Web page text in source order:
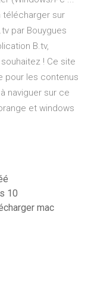
télécharger sur
par Bouygues
B.tv,
! Ce site
pour les contenus
naviguer sur ce
et windows
10
mac